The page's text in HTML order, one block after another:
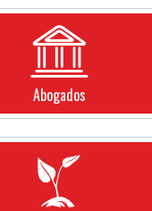
Abogados